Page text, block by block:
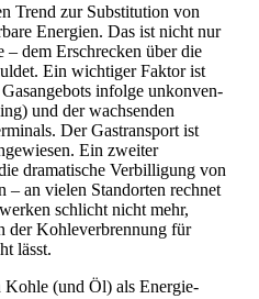
Trend zur Substi­tution von
Energien. Das ist nicht nur
dem Erschrecken über die
Ein wichtiger Faktor ist
infolge unkon­ven­
und der wachsenden
Der Gastransport ist
Ein zweiter
drama­tische Verbil­ligung von
– an vielen Stand­orten rechnet
schlicht nicht mehr,
der Kohle­ver­brennung für
lässt.
Kohle (und Öl) als Energie­